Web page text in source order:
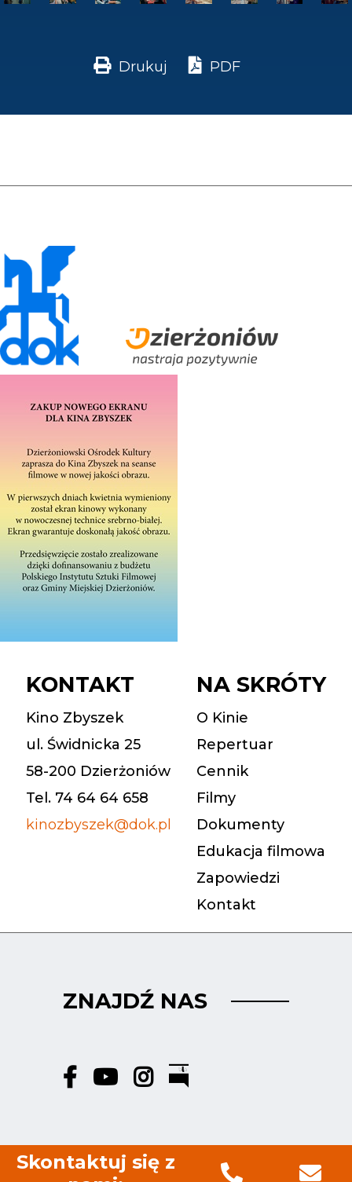
Drukuj PDF
KONTAKT
Kino Zbyszek
ul. Świdnicka 25
58-200 Dzierżoniów
Tel. 74 64 64 658
kinozbyszek@dok.pl
NA SKRÓTY
O Kinie
Repertuar
Cennik
Filmy
Dokumenty
Edukacja filmowa
Zapowiedzi
Kontakt
ZNAJDŹ NAS
Skontaktuj się z